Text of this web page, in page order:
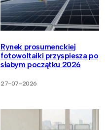
Rynek prosumenckiej
fotowoltaiki przyspiesza po
słabym początku 2026
27-07-2026